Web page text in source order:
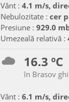
Vânt : 4.1 m/s,
Nebulozitate : cer
Presiune : 929.0
Umezeală relativă :
16.3 ºC
în Brasov
Vânt : 6.1 m/s,